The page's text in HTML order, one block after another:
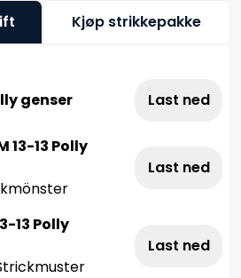
Kjøp strikkepakke
genser Last ned
13-13 Polly
Last ned
13 Polly
Last ned